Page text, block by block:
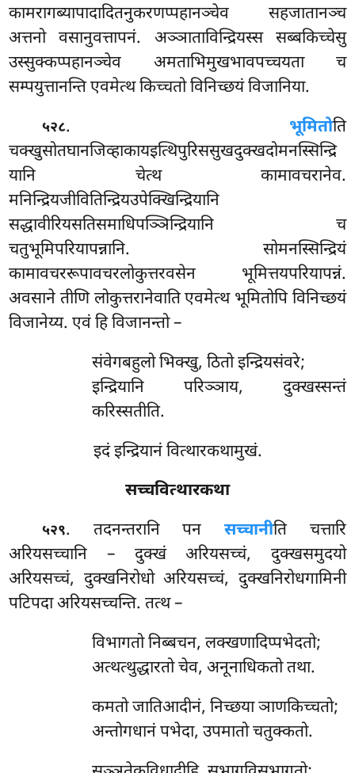
कामरागब्यापादादितनुकरणप्पहानञ्चेव सहजातानञ्च
अत्तनो वसानुवत्तापनं. अञ्ञाताविन्द्रियस्स सब्बकिच्चेसु
उस्सुक्कप्पहानञ्चेव अमताभिमुखभावपच्चयता च
सम्पयुत्तानन्ति एवमेत्थ किच्चतो विनिच्छयं विजानिया.
५२८. भूमितोति
चक्खुसोतघानजिव्हाकायइत्थिपुरिससुखदुक्खदोमनस्सिन्द्रि
यानि चेत्थ कामावचरानेव.
मनिन्द्रियजीवितिन्द्रियउपेक्खिन्द्रियानि
सद्धावीरियसतिसमाधिपञ्ञिन्द्रियानि च
चतुभूमिपरियापन्नानि. सोमनस्सिन्द्रियं
कामावचररूपावचरलोकुत्तरवसेन भूमित्तयपरियापन्नं.
अवसाने तीणि लोकुत्तरानेवाति एवमेत्थ भूमितोपि विनिच्छयं
विजानेय्य. एवं हि विजानन्तो –
संवेगबहुलो भिक्खु, ठितो इन्द्रियसंवरे;
इन्द्रियानि परिञ्ञाय, दुक्खस्सन्तं
करिस्सतीति.
इदं इन्द्रियानं वित्थारकथामुखं.
सच्चवित्थारकथा
५२९. तदनन्तरानि पनसच्चानीति चत्तारि
अरियसच्चानि – दुक्खं अरियसच्चं, दुक्खसमुदयो
अरियसच्चं, दुक्खनिरोधो अरियसच्चं, दुक्खनिरोधगामिनी
पटिपदा अरियसच्चन्ति. तत्थ –
विभागतोनिब्बचन, लक्खणादिप्पभेदतो;
अत्थत्थुद्धारतो चेव, अनूनाधिकतो तथा.
कमतो जातिआदीनं, निच्छया ञाणकिच्चतो;
अन्तोगधानं पभेदा, उपमातो चतुक्कतो.